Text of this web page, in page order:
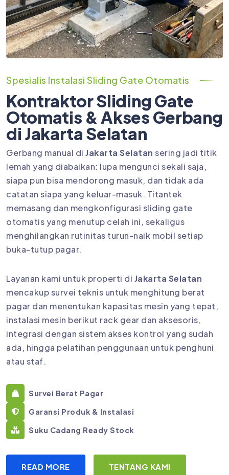
Spesialis Instalasi Sliding Gate Otomatis
Kontraktor Sliding Gate
Otomatis & Akses Gerbang
di Jakarta Selatan
Gerbang manual di Jakarta Selatan sering jadi titik
lemah yang diabaikan: lupa mengunci sekali saja,
siapa pun bisa mendorong masuk, dan tidak ada
catatan siapa yang keluar-masuk. Titantek
memasang dan mengkonfigurasi sliding gate
otomatis yang menutup celah ini, sekaligus
menghilangkan rutinitas turun-naik mobil setiap
buka-tutup pagar.
Layanan kami untuk properti di Jakarta Selatan
mencakup survei teknis untuk menghitung berat
pagar dan menentukan kapasitas mesin yang tepat,
instalasi mesin berikut rack gear dan aksesoris,
integrasi dengan sistem akses kontrol yang sudah
ada, hingga pelatihan penggunaan untuk penghuni
atau staf.
Survei Berat Pagar
Garansi Produk & Instalasi
Suku Cadang Ready Stock
READ MORE TENTANG KAMI